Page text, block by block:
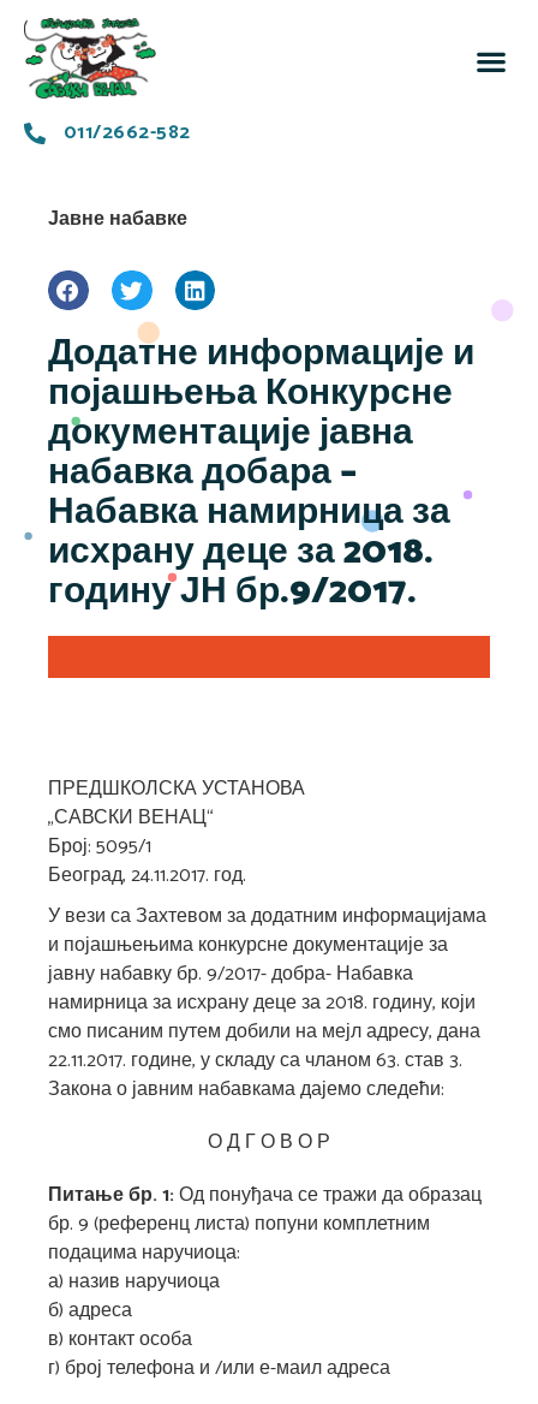
011/2662-582
Јавне набавке
Додатне информације и
појашњења Конкурсне
документације јавна
набавка добара –
Набавка намирница за
исхрану деце за 2018.
годину ЈН бр.9/2017.
ПРЕДШКОЛСКА УСТАНОВА
„САВСКИ ВЕНАЦ“
Број: 5095/1
Београд, 24.11.2017. год.
У вези са Захтевом за додатним информацијама
и појашњењима конкурсне документације за
јавну набавку бр. 9/2017- добра- Набавка
намирница за исхрану деце за 2018. годину, који
смо писаним путем добили на мејл адресу, дана
22.11.2017. године, у складу са чланом 63. став 3.
Закона о јавним набавкама дајемо следећи:
О Д Г О В О Р
Питање бр. 1:Од понуђача се тражи да образац
бр. 9 (референц листа) попуни комплетним
подацима наручиоца:
а) назив наручиоца
б) адреса
в) контакт особа
г) број телефона и /или е-маил адреса